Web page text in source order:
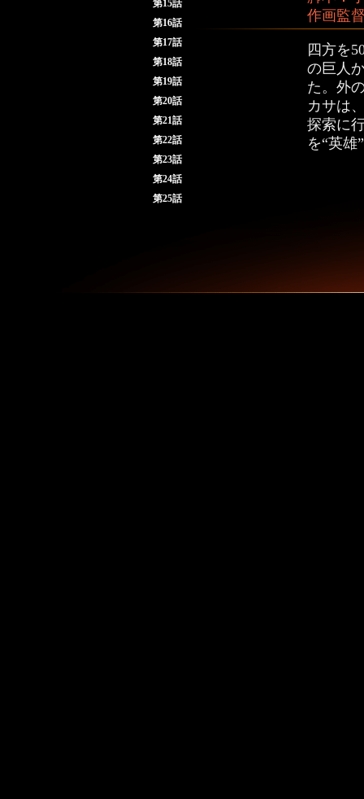
第15話
第16話
第17話
第18話
第19話
第20話
第21話
第22話
第23話
第24話
第25話
作画監
四方を
の巨人
た。外
カサは
探索に
を“英